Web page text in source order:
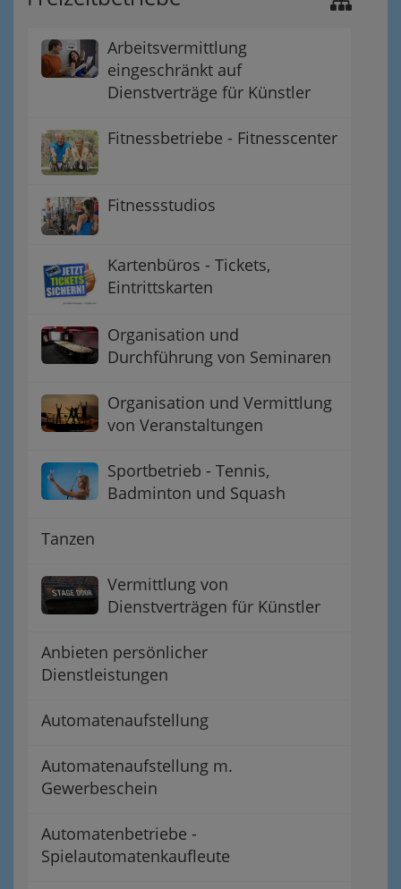
Arbeitsvermittlung
eingeschränkt auf
Dienstverträge für Künstler
Fitnessbetriebe - Fitnesscenter
Fitnessstudios
Kartenbüros - Tickets,
Eintrittskarten
Organisation und
Durchführung von Seminaren
Organisation und Vermittlung
von Veranstaltungen
Sportbetrieb - Tennis,
Badminton und Squash
Tanzen
Vermittlung von
Dienstverträgen für Künstler
Anbieten persönlicher
Dienstleistungen
Automatenaufstellung
Automatenaufstellung m.
Gewerbeschein
Automatenbetriebe -
Spielautomatenkaufleute